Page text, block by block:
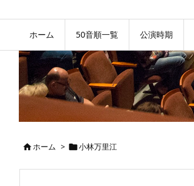
ホーム 50音順一覧 公演時期
ホーム > 小林万里江